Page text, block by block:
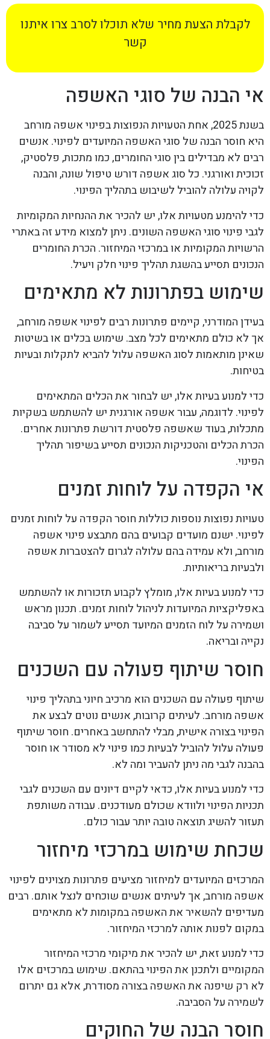
לקבלת הצעת מחיר שלא תוכלו לסרב צרו איתנו
קשר
אי הבנה של סוגי האשפה
בשנת 2025, אחת הטעויות הנפוצות בפינוי אשפה מורחב
היא חוסר הבנה של סוגי האשפה המיועדים לפינוי. אנשים
רבים לא מבדילים בין סוגי החומרים, כמו מתכות, פלסטיק,
זכוכית ואורגני. כל סוג אשפה דורש טיפול שונה, והבנה
לקויה עלולה להוביל לשיבוש בתהליך הפינוי.
כדי להימנע מטעויות אלו, יש להכיר את ההנחיות המקומיות
לגבי פינוי סוגי האשפה השונים. ניתן למצוא מידע זה באתרי
הרשויות המקומיות או במרכזי המיחזור. הכרת החומרים
הנכונים תסייע בהשגת תהליך פינוי חלק ויעיל.
שימוש בפתרונות לא מתאימים
בעידן המודרני, קיימים פתרונות רבים לפינוי אשפה מורחב,
אך לא כולם מתאימים לכל מצב. שימוש בכלים או בשיטות
שאינן מותאמות לסוג האשפה עלול להביא לתקלות ובעיות
בטיחות.
כדי למנוע בעיות אלו, יש לבחור את הכלים המתאימים
לפינוי. לדוגמה, עבור אשפה אורגנית יש להשתמש בשקיות
מתכלות, בעוד שאשפה פלסטית דורשת פתרונות אחרים.
הכרת הכלים והטכניקות הנכונים תסייע בשיפור תהליך
הפינוי.
אי הקפדה על לוחות זמנים
טעויות נפוצות נוספות כוללות חוסר הקפדה על לוחות זמנים
לפינוי. ישנם מועדים קבועים בהם מתבצע פינוי אשפה
מורחב, ולא עמידה בהם עלולה לגרום להצטברות אשפה
ולבעיות בריאותיות.
כדי למנוע בעיות אלו, מומלץ לקבוע תזכורות או להשתמש
באפליקציות המיועדות לניהול לוחות זמנים. תכנון מראש
ושמירה על לוח הזמנים המיועד תסייע לשמור על סביבה
נקייה ובריאה.
חוסר שיתוף פעולה עם השכנים
שיתוף פעולה עם השכנים הוא מרכיב חיוני בתהליך פינוי
אשפה מורחב. לעיתים קרובות, אנשים נוטים לבצע את
הפינוי בצורה אישית, מבלי להתחשב באחרים. חוסר שיתוף
פעולה עלול להוביל לבעיות כמו פינוי לא מסודר או חוסר
בהבנה לגבי מה ניתן להעביר ומה לא.
כדי למנוע בעיות אלו, כדאי לקיים דיונים עם השכנים לגבי
תכניות הפינוי ולוודא שכולם מעודכנים. עבודה משותפת
תעזור להשיג תוצאה טובה יותר עבור כולם.
שכחת שימוש במרכזי מיחזור
המרכזים המיועדים למיחזור מציעים פתרונות מצוינים לפינוי
אשפה מורחב, אך לעיתים אנשים שוכחים לנצל אותם. רבים
מעדיפים להשאיר את האשפה במקומות לא מתאימים
במקום לפנות אותה למרכזי המיחזור.
כדי למנוע זאת, יש להכיר את מיקומי מרכזי המיחזור
המקומיים ולתכנן את הפינוי בהתאם. שימוש במרכזים אלו
לא רק שיפנה את האשפה בצורה מסודרת, אלא גם יתרום
לשמירה על הסביבה.
חוסר הבנה של החוקים